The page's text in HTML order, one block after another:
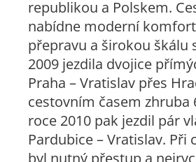
republikou a Polskem.
nabídne moderní
přepravu a širokou škálu
2009 jezdila dvojice
Praha – Vratislav přes
cestovním časem zhruba
roce 2010 pak jezdil pár
Pardubice – Vratislav. Při
byl nutný přestup a